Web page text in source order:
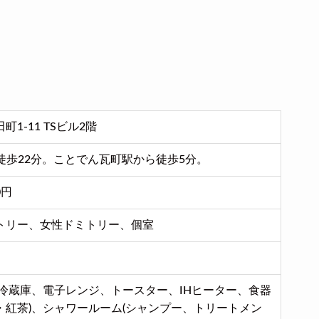
町1-11 TSビル2階
歩22分。ことでん瓦町駅から徒歩5分。
リー、女性ドミトリー、個室
蔵庫、電子レンジ、トースター、IHヒーター、食器
紅茶)、シャワールーム(シャンプー、トリートメン